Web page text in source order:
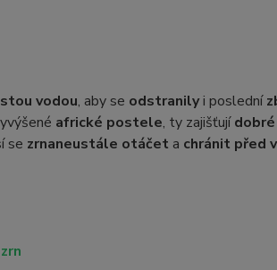
vodou, aby se odstranilyi poslední
africké postele, ty zajišťují
se zrnaneustále otáčet a chránit před